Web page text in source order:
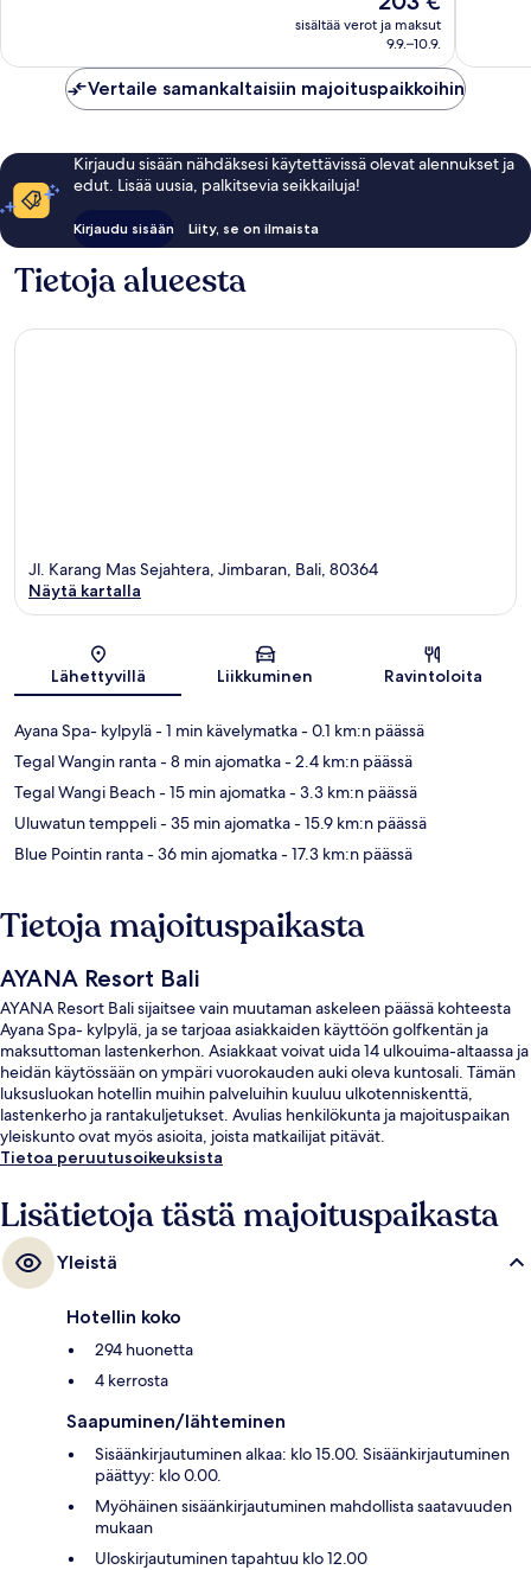
arvostelua
on
203 €
sisältää verot ja maksut
9.9.–10.9.
Vertaile samankaltaisiin majoituspaikkoihin
Kirjaudu sisään nähdäksesi käytettävissä olevat alennukset ja
edut. Lisää uusia, palkitsevia seikkailuja!
Kirjaudu sisään Liity, se on ilmaista
Tietoja alueesta
Kartta
Jl. Karang Mas Sejahtera, Jimbaran, Bali, 80364
Näytä kartalla
Lähettyvillä Liikkuminen Ravintoloita
Ayana Spa- kylpylä- 1 min kävelymatka- 0.1 km:n päässä
Tegal Wangin ranta- 8 min ajomatka- 2.4 km:n päässä
Tegal Wangi Beach- 15 min ajomatka- 3.3 km:n päässä
Uluwatun temppeli- 35 min ajomatka- 15.9 km:n päässä
Blue Pointin ranta- 36 min ajomatka- 17.3 km:n päässä
Tietoja majoituspaikasta
AYANA Resort Bali
AYANA Resort Bali sijaitsee vain muutaman askeleen päässä kohteesta
Ayana Spa- kylpylä, ja se tarjoaa asiakkaiden käyttöön golfkentän ja
maksuttoman lastenkerhon. Asiakkaat voivat uida 14 ulkouima-altaassa ja
heidän käytössään on ympäri vuorokauden auki oleva kuntosali. Tämän
luksusluokan hotellin muihin palveluihin kuuluu ulkotenniskenttä,
lastenkerho ja rantakuljetukset. Avulias henkilökunta ja majoituspaikan
yleiskunto ovat myös asioita, joista matkailijat pitävät.
Tietoa peruutusoikeuksista
Lisätietoja tästä majoituspaikasta
Yleistä
Hotellin koko
294 huonetta
4 kerrosta
Saapuminen/lähteminen
Sisäänkirjautuminen alkaa: klo 15.00. Sisäänkirjautuminen
päättyy: klo 0.00.
Myöhäinen sisäänkirjautuminen mahdollista saatavuuden
mukaan
Uloskirjautuminen tapahtuu klo 12.00